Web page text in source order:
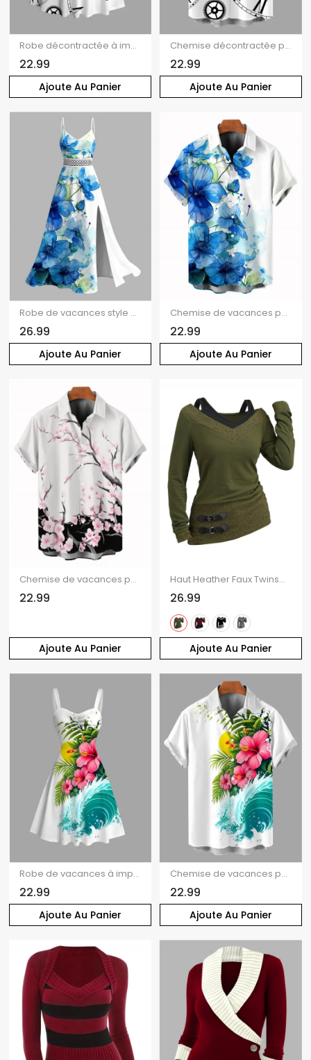
Ajoute Au Panier
Robe décontractée à imprimé engrenages et buste froncé
22.99
Ajoute Au Panier
Chemise décontractée pour homme à imprimé engrenages et horloges, boutonnée
22.99
Ajoute Au Panier
Robe de vacances style éclaboussures d'encre, imprimé floral et feuilles, dentelle ajourée et fendue
26.99
Ajoute Au Panier
Chemise de vacances pour homme, imprimé floral et feuilles style éclaboussures d'encre, chemise boutonnée
22.99
Ajoute Au Panier
Chemise de vacances pour homme, imprimé floral et branches d'arbres, à boutons
22.99
Ajoute Au Panier
Haut Heather Faux Twinset texturé à manches longues et col en V, 2 en 1
26.99
Ajoute Au Panier
Robe de vacances à imprimé floral hibiscus et feuilles ondulées, buste froncé
22.99
Ajoute Au Panier
Chemise de vacances pour homme à imprimé floral d'hibiscus et de vagues, boutonnée
22.99